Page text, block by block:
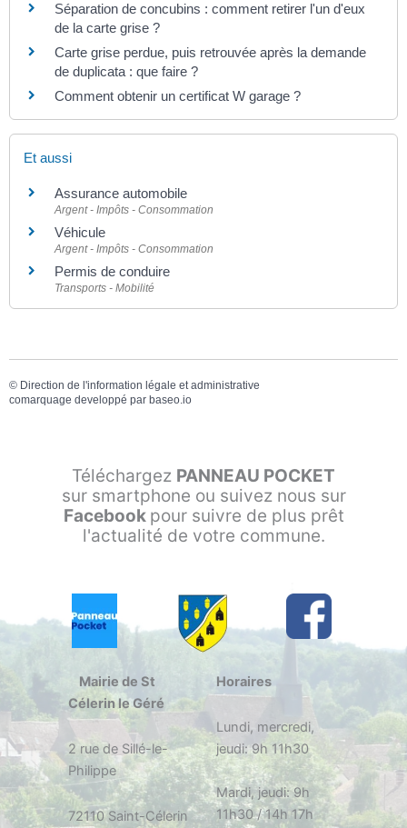
Séparation de concubins : comment retirer l'un d'eux
de la carte grise ?
Carte grise perdue, puis retrouvée après la demande
de duplicata : que faire ?
Comment obtenir un certificat W garage ?
Et aussi
Assurance automobile
Argent - Impôts - Consommation
Véhicule
Argent - Impôts - Consommation
Permis de conduire
Transports - Mobilité
© Direction de l'information légale et administrative
comarquage developpé par baseo.io
Téléchargez PANNEAU POCKET
sur smartphone ou suivez nous sur
Facebook pour suivre de plus prêt
l'actualité de votre commune.
Mairie de St
Célerin le Géré
2 rue de Sillé-le-
Philippe
72110 Saint-Célerin
Horaires
Lundi, mercredi,
jeudi: 9h 11h30
Mardi, jeudi: 9h
11h30 / 14h 17h